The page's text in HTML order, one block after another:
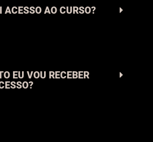
ACESSO AO CURSO?
EU VOU RECEBER